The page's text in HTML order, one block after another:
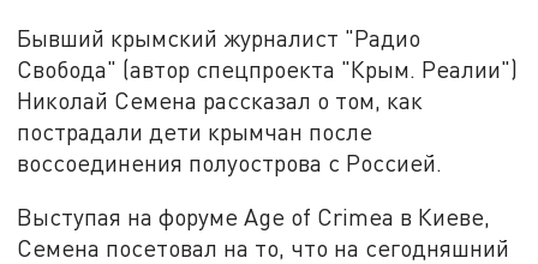
Бывший крымский журналист "Радио
Свобода" (автор спецпроекта "Крым. Реалии")
Николай Семена рассказал о том, как
пострадали дети крымчан после
воссоединения полуострова с Россией.
Выступая на форуме Age of Crimea в Киеве,
Семена посетовал на то, что на сегодняшний